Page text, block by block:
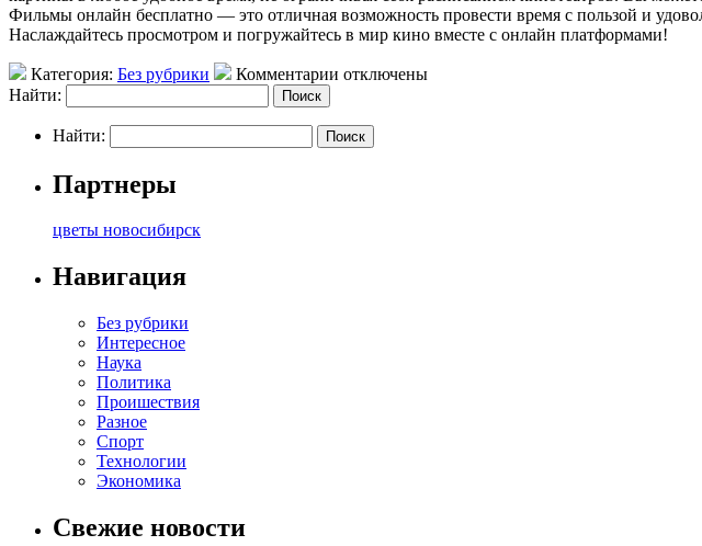
Фильмы онлайн бесплатно — это отличная возможность провести время с пользой и
Наслаждайтесь просмотром и погружайтесь в мир кино вместе с онлайн платформами!
Категория: Без рубрики
Комментарии отключены
Найти:
Найти:
Партнеры
цветы новосибирск
Навигация
Без рубрики
Интересное
Наука
Политика
Проишествия
Разное
Спорт
Технологии
Экономика
Свежие новости